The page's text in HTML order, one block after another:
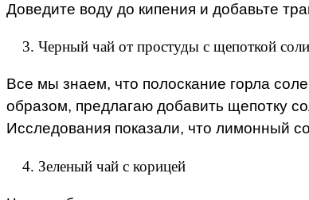
Доведите воду до кипения и добавьте
Черный чай от простуды с щепоткой
Все мы знаем, что полоскание горла
образом, предлагаю добавить щепотку
Исследования показали, что лимонный
Зеленый чай с корицей